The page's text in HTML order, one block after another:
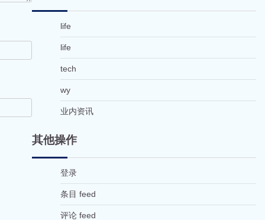
life
life
tech
wy
业内资讯
其他操作
登录
条目 feed
评论 feed